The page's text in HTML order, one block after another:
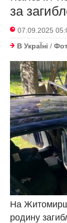
за
07.09.2025
В УкраЇнi /
На
родину